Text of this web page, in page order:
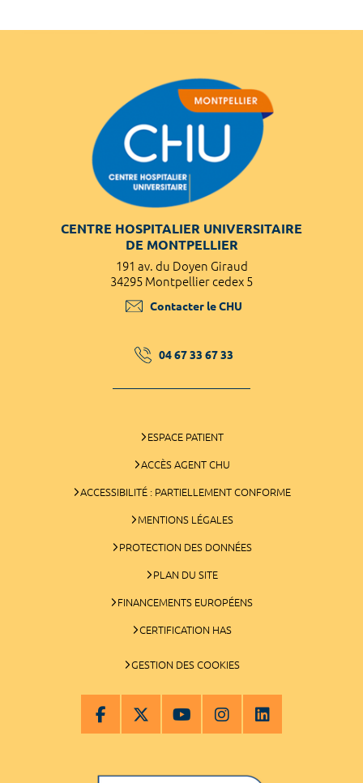
CENTRE HOSPITALIER UNIVERSITAIRE
DE MONTPELLIER
191 av. du Doyen Giraud
34295 Montpellier cedex 5
Contacter le CHU
04 67 33 67 33
ESPACE PATIENT
ACCÈS AGENT CHU
ACCESSIBILITÉ : PARTIELLEMENT CONFORME
MENTIONS LÉGALES
PROTECTION DES DONNÉES
PLAN DU SITE
FINANCEMENTS EUROPÉENS
CERTIFICATION HAS
GESTION DES COOKIES